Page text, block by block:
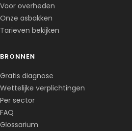
Voor overheden
Onze asbakken
Tarieven bekijken
BRONNEN
Gratis diagnose
Wettelijke verplichtingen
Per sector
FAQ
Glossarium
Clone du co-fondateur · En ligne